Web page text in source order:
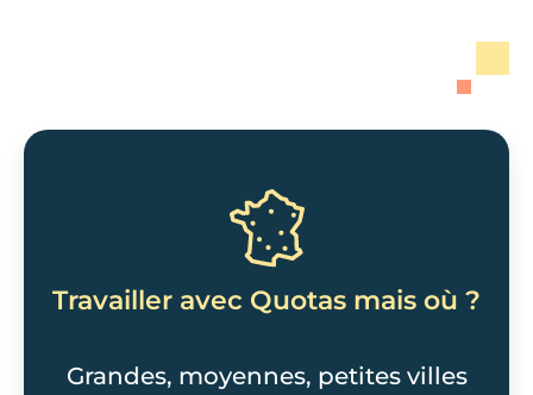
Travailler avec Quotas mais où ?
Grandes, moyennes, petites villes